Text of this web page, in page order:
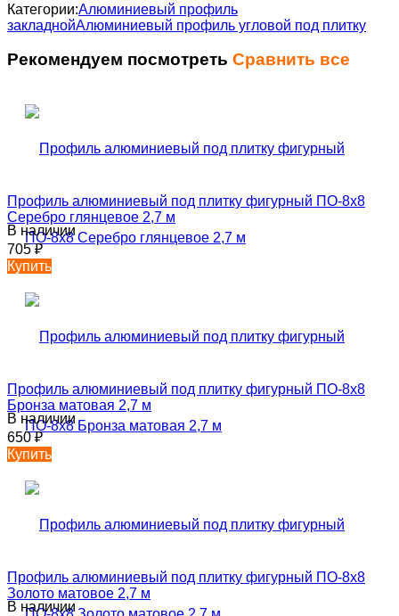
Категории:Алюминиевый профиль
закладнойАлюминиевый профиль угловой под плитку
Рекомендуем посмотреть Сравнить все
Профиль алюминиевый под плитку фигурный ПО-8х8
Серебро глянцевое 2,7 м
В наличии
705₽
Купить
Профиль алюминиевый под плитку фигурный ПО-8х8
Бронза матовая 2,7 м
В наличии
650₽
Купить
Профиль алюминиевый под плитку фигурный ПО-8х8
Золото матовое 2,7 м
В наличии